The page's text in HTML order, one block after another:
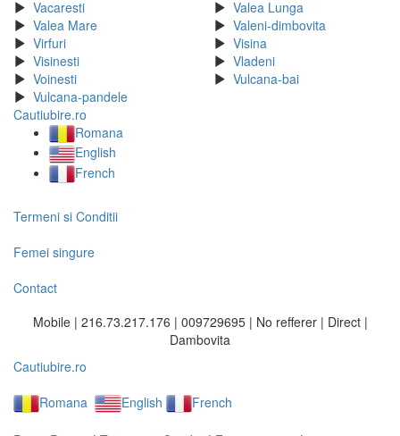
Vacaresti
Valea Lunga
Valea Mare
Valeni-dimbovita
Virfuri
Visina
Visinesti
Vladeni
Voinesti
Vulcana-bai
Vulcana-pandele
Cautiubire.ro
Romana
English
French
Termeni si Conditii
Femei singure
Contact
Mobile | 216.73.217.176 | 009729695 | No refferer | Direct |
Dambovita
Cautiubire.ro
Romana
English French